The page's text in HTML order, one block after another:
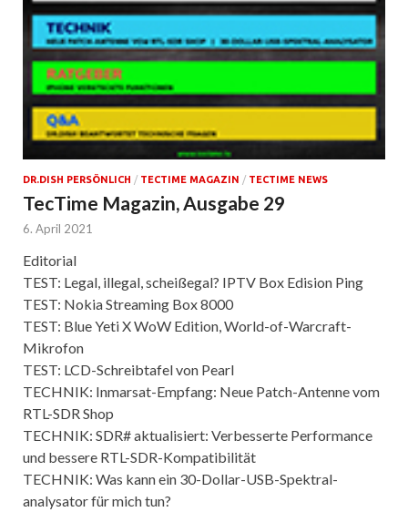
DR.DISH PERSÖNLICH / TECTIME MAGAZIN / TECTIME NEWS
TecTime Magazin, Ausgabe 29
6. April 2021
Editorial
TEST: Legal, illegal, scheißegal? IPTV Box Edision Ping
TEST: Nokia Streaming Box 8000
TEST: Blue Yeti X WoW Edition, World-of-Warcraft-
Mikrofon
TEST: LCD-Schreibtafel von Pearl
TECHNIK: Inmarsat-Empfang: Neue Patch-Antenne vom
RTL-SDR Shop
TECHNIK: SDR# aktualisiert: Verbesserte Performance
und bessere RTL-SDR-Kompatibilität
TECHNIK: Was kann ein 30-Dollar-USB-Spektral-
analysator für mich tun?